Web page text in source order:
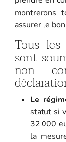
montrerons
assurer le
Tous les
sont
non
Le
statut si
32 000
la